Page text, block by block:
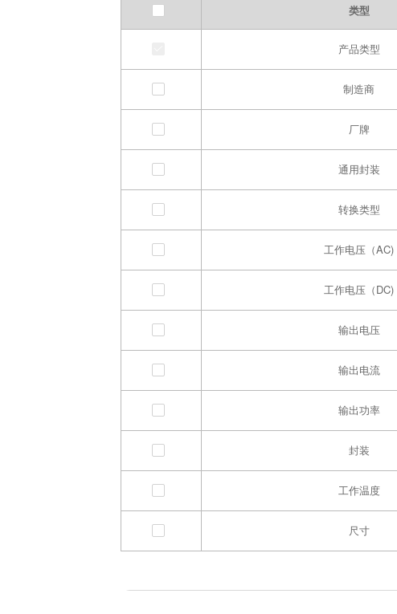
类型
产品类型
制造商
厂牌
通用封装
转换类型
工作电压（AC)
工作电压（DC)
输出电压
输出电流
输出功率
封装
工作温度
尺寸